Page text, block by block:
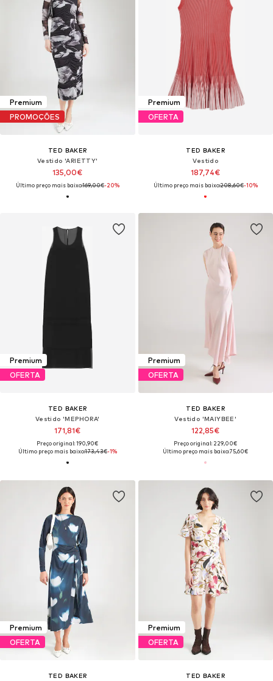
Premium
PROMOÇÕES
TED BAKER
Vestido 'ARIETTY'
135,00€
Último preço mais baixo:169,00€-20%
Premium
OFERTA
TED BAKER
Vestido
187,74€
Último preço mais baixo:208,60€-10%
Premium
OFERTA
TED BAKER
Vestido 'MEPHORA'
171,81€
Preço original: 190,90€
Último preço mais baixo:173,43€-1%
Premium
OFERTA
TED BAKER
Vestido 'MAIYBEE'
122,85€
Preço original: 229,00€
Último preço mais baixo:75,60€
Premium
OFERTA
TED BAKER
Premium
OFERTA
TED BAKER